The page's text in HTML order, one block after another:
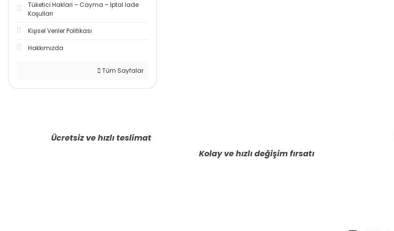
Tüketici Haklari – Cayma – İptal İade
Koşullari
Kişisel Veriler Politikası
Hakkımızda
Tüm Sayfalar
Ücretsiz ve hızlı teslimat
Kolay ve hızlı değişim fırsatı